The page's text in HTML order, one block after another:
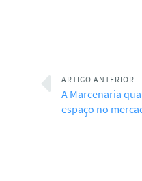
ARTIGO ANTERIOR
A Marcenaria
espaço no